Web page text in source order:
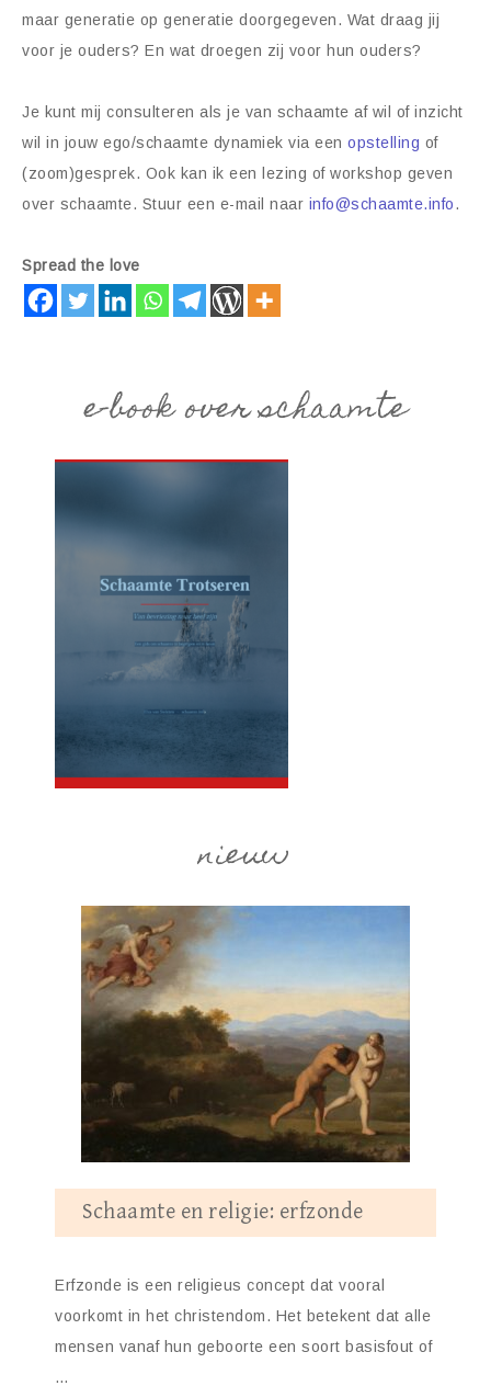
maar generatie op generatie doorgegeven. Wat draag jij
voor je ouders? En wat droegen zij voor hun ouders?
Je kunt mij consulteren als je van schaamte af wil of inzicht
wil in jouw ego/schaamte dynamiek via een opstelling of
(zoom)gesprek. Ook kan ik een lezing of workshop geven
over schaamte. Stuur een e-mail naar info@schaamte.info.
Spread the love
e-book over schaamte
nieuw
Schaamte en religie: erfzonde
Erfzonde is een religieus concept dat vooral
voorkomt in het christendom. Het betekent dat alle
mensen vanaf hun geboorte een soort basisfout of
…